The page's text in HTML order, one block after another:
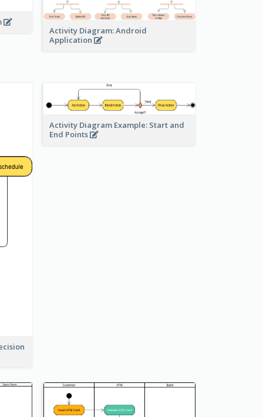
Activity Diagram: Android
Application
Activity Diagram Example: Start and
End Points